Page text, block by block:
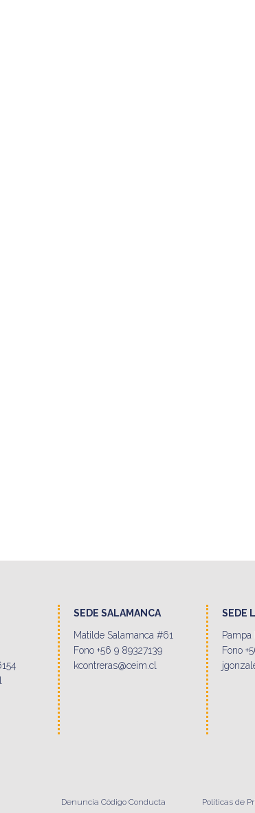
SEDE SALAMANCA
Matilde Salamanca #61
Fono +56 9 89327139
kcontreras@ceim.cl
SEDE
Pampa
Fono
Denuncia Código Conducta Políticas de